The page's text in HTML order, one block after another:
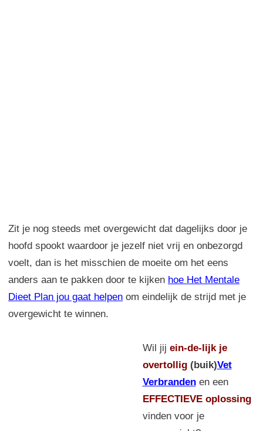
Zit je nog steeds met overgewicht dat dagelijks door je
hoofd spookt waardoor je jezelf niet vrij en onbezorgd
voelt, dan is het misschien de moeite om het eens
anders aan te pakken door te kijken hoe Het Mentale
Dieet Plan jou gaat helpen om eindelijk de strijd met je
overgewicht te winnen.
Wil jij ein-de-lijk je
overtollig(buik)Vet
Verbranden en een
EFFECTIEVE oplossing
vinden voor je